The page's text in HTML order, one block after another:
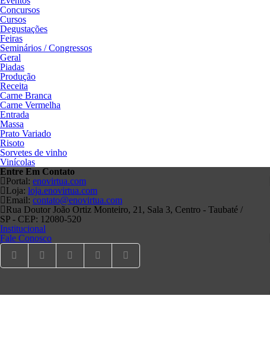
Concursos
Cursos
Degustações
Feiras
Seminários / Congressos
Geral
Piadas
Produção
Receita
Carne Branca
Carne Vermelha
Entrada
Massa
Prato Variado
Risoto
Sorvetes de vinho
Vinícolas
Entre Em Contato
Portal: enovirtua.com
Loja: loja.enovirtua.com
Email: contato@enovirtua.com
Rua Doutor João Ortiz Monteiro, 21, Sala 3, Centro - Taubaté /
SP - CEP: 12080-520
Institucional
Fale Conosco